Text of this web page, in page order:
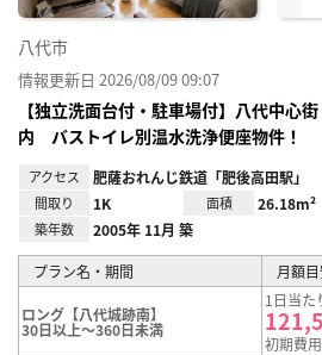
八代市
情報更新日 2026/08/09 09:07
【独立洗面台付・駐車場付】八代中心
内 バストイレ別温水洗浄便座物件！
アクセス 肥薩おれんじ鉄道「肥後高田駅」
間取り 1K 面積 26.18m²
築年数 2005年 11月 築
プラン名・期間 月額
ロング【八代城跡南】
30日以上～360日未満
1日当た
初期費